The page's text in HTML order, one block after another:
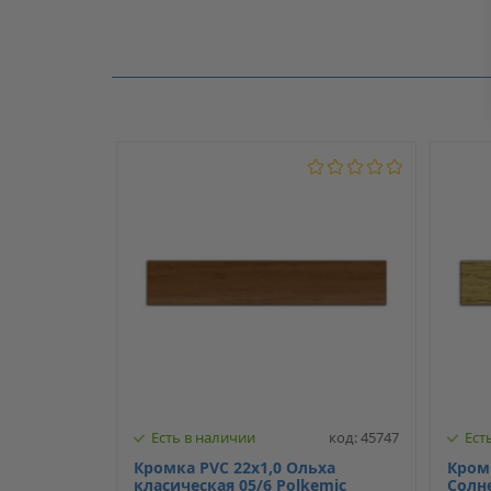
Модель
Есть в наличии код: 45747
Кромка PVC 22х1,0 Ольха
класическая 05/6 Polkemic